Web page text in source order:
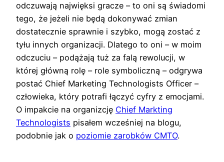
odczuwają najwięksi gracze – to oni są świadomi
tego, że jeżeli nie będą dokonywać zmian
dostatecznie sprawnie i szybko, mogą zostać z
tyłu innych organizacji. Dlatego to oni – w moim
odczuciu – podążają tuż za falą rewolucji, w
której główną rolę – role symboliczną – odgrywa
postać Chief Marketing Technologists Officer –
człowieka, który potrafi łączyć cyfry z emocjami.
O impakcie na organizcję Chief Markting
Technologists pisałem wcześniej na blogu,
podobnie jak o poziomie zarobków CMTO.